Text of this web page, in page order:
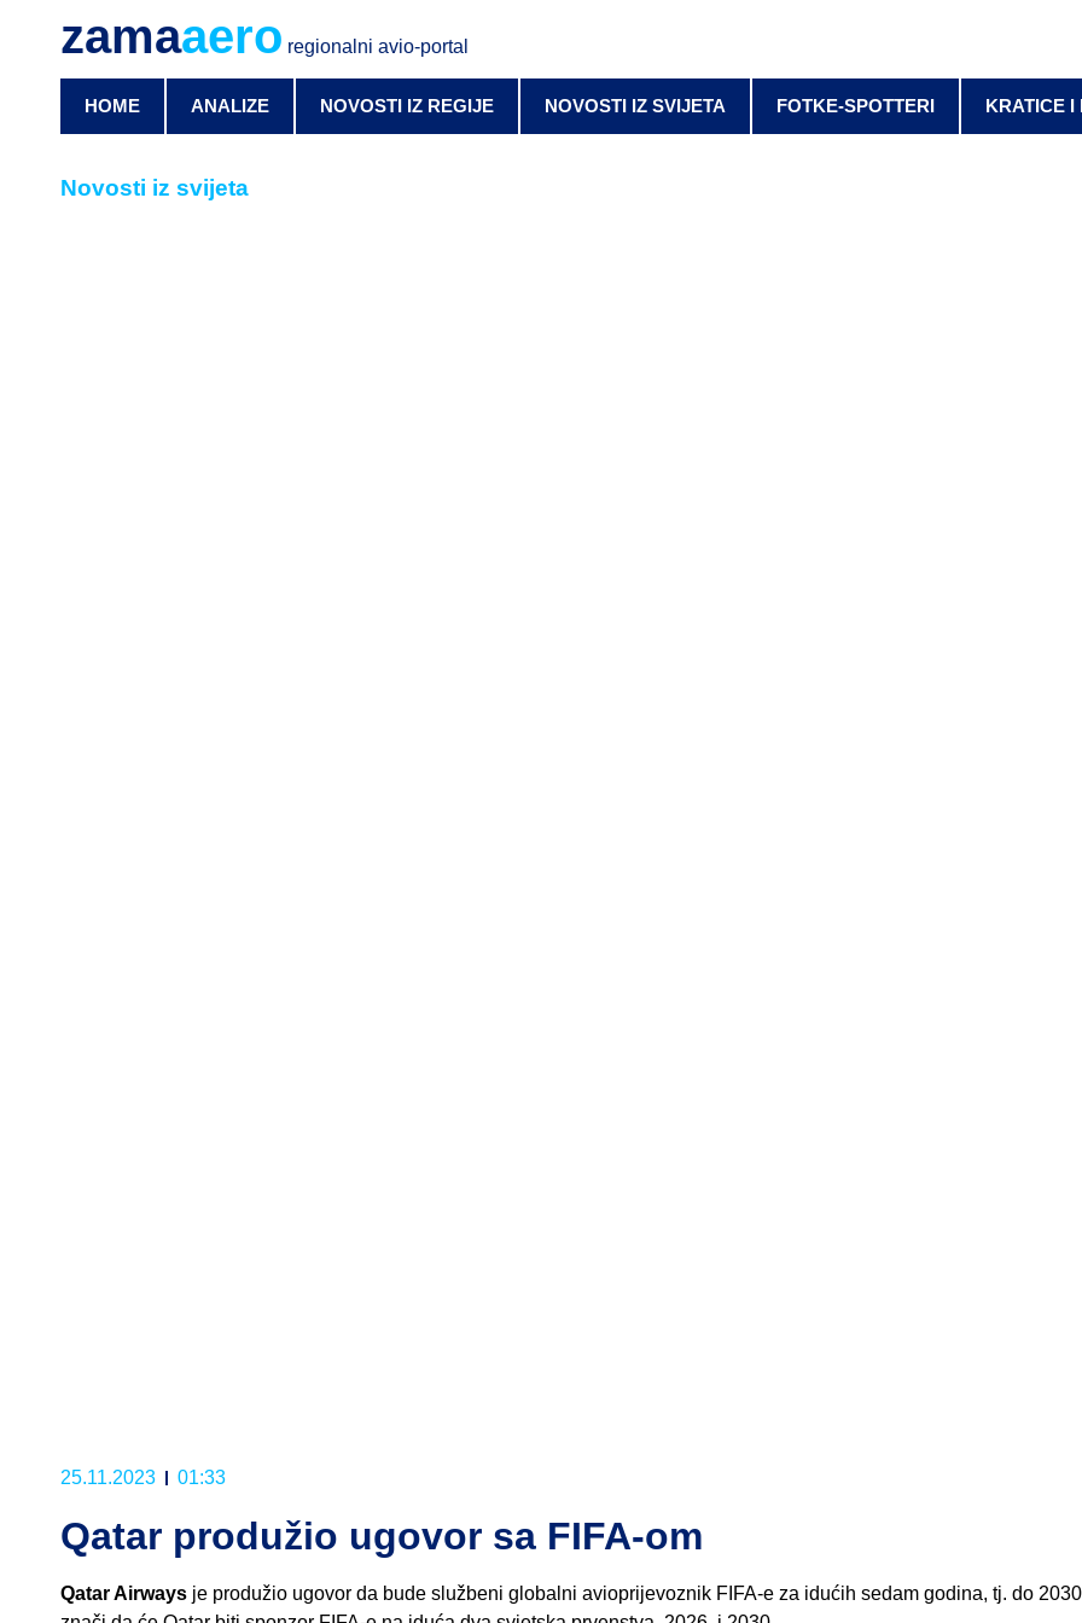
zamaaero regionalni avio-portal
HOME ANALIZE NOVOSTI IZ REGIJE NOVOSTI IZ SVIJETA FOTKE-SPOTTERI KRATICE I
Novosti iz svijeta
25.11.2023 01:33
Qatar produžio ugovor sa FIFA-om
Qatar Airways je produžio ugovor da bude službeni globalni avioprijevoznik FIFA-e za idućih sedam godina, tj. do